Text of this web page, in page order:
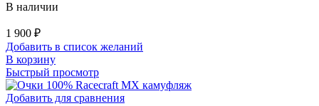
В наличии
1 900 ₽
Добавить в список желаний
В корзину
Быстрый просмотр
Добавить для сравнения